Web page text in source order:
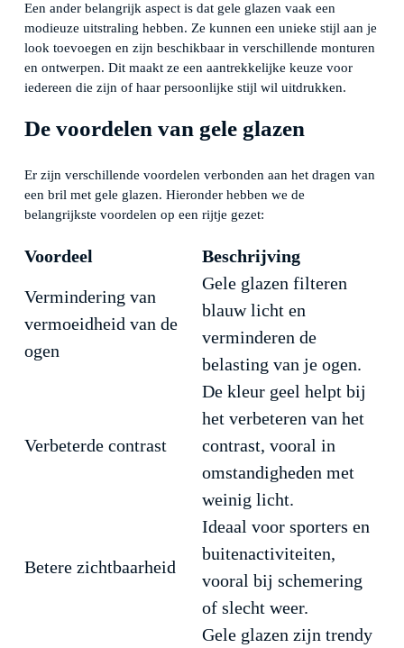
Een ander belangrijk aspect is dat gele glazen vaak een
modieuze uitstraling hebben. Ze kunnen een unieke stijl aan je
look toevoegen en zijn beschikbaar in verschillende monturen
en ontwerpen. Dit maakt ze een aantrekkelijke keuze voor
iedereen die zijn of haar persoonlijke stijl wil uitdrukken.
De voordelen van gele glazen
Er zijn verschillende voordelen verbonden aan het dragen van
een bril met gele glazen. Hieronder hebben we de
belangrijkste voordelen op een rijtje gezet:
Voordeel Beschrijving
Vermindering van
vermoeidheid van de
ogen
Gele glazen filteren
blauw licht en
verminderen de
belasting van je ogen.
Verbeterde contrast
De kleur geel helpt bij
het verbeteren van het
contrast, vooral in
omstandigheden met
weinig licht.
Betere zichtbaarheid
Ideaal voor sporters en
buitenactiviteiten,
vooral bij schemering
of slecht weer.
Gele glazen zijn trendy